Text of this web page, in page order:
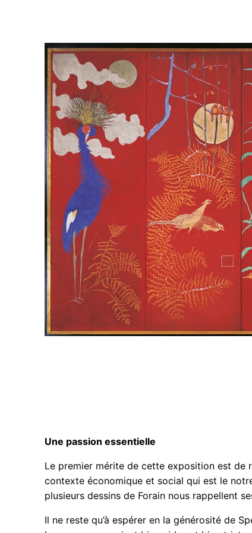
Une passion essentielle
Le premier mérite de cette exposition est de
contexte économique et social qui est le
plusieurs dessins de Forain nous rappellent
Il ne reste qu’à espérer en la générosité de